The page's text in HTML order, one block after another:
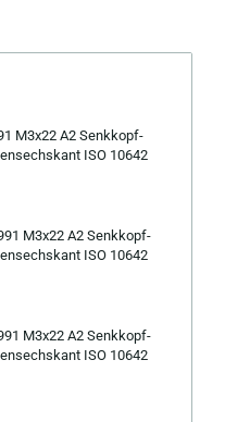
M3x22 A2 Senk­kopf­
ISO 10642
M3x22 A2 Senk­kopf­
ISO 10642
M3x22 A2 Senk­kopf­
ISO 10642